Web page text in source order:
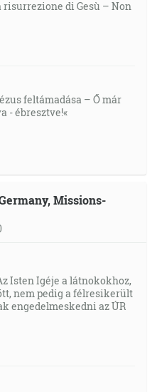
risurrezione di Gesù – Non
feltámadása – Ő már
- ébresztve!«
Missions-
Isten Igéje a látnokokhoz,
nem pedig a félresikerült
engedelmeskedni az ÚR